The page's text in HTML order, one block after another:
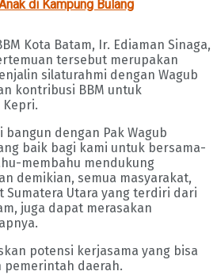
di Kampung Bulang
Kota Batam, Ir. Ediaman Sinaga,
tersebut merupakan
silaturahmi dengan Wagub
kontribusi BBM untuk
bangun dengan Pak Wagub
baik bagi kami untuk bersama-
membahu mendukung
demikian, semua masyarakat,
Sumatera Utara yang terdiri dari
juga dapat merasakan
potensi kerjasama yang bisa
pemerintah daerah.